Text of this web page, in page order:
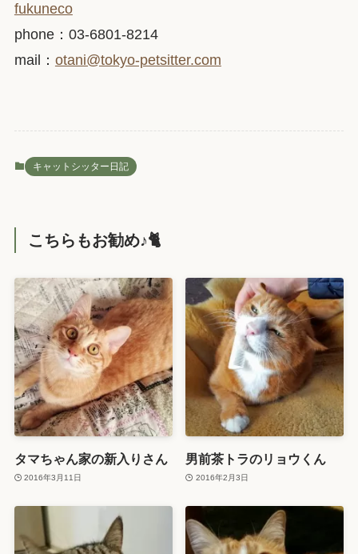
fukuneco
phone：03-6801-8214
mail： otani@tokyo-petsitter.com
キャットシッター日記
こちらもお勧め♪🐈️
タマちゃん家の新入りさん
2016年3月11日
男前茶トラのリョウくん
2016年2月3日